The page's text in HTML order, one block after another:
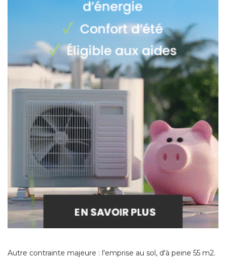
Autre contrainte majeure : l'emprise au sol, d'à peine 55 m2.